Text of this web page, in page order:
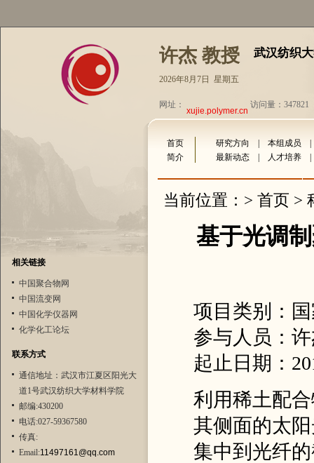
许杰 教授 武汉纺织
2026年8月7日 星期五
网址： xujie.polymer.cn 访问量：347821
相关链接
中国聚合物网
中国流变网
中国化学仪器网
化学化工论坛
联系方式
通信地址：武汉市江夏区阳光大
道1号武汉纺织大学材料学院
邮编:430200
电话:027-59367580
传真:
Email:11497161@qq.com
首页 研究方向 本组成员
简介
最新动态 人才培养
当前位置：> 首页 >
基于光调
项目类别：
参与人员：
起止日期：
利用稀土配
其侧面的太
集中到光纤